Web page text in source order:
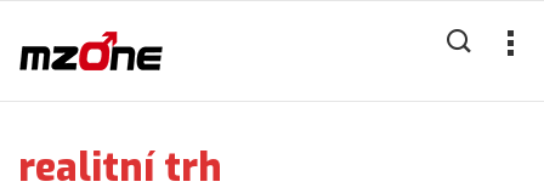
realitní trh